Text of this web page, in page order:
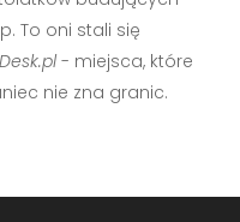
To oni stali się
- miejsca, które
nie zna granic.